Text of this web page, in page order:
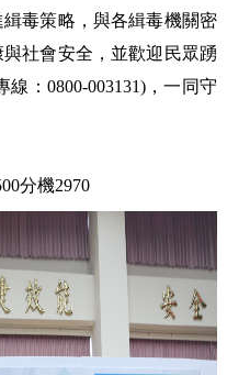
毒策略，與各緝毒機關密
社會安全，並歡迎民眾踴
：0800-003131)，一同守
分機2970